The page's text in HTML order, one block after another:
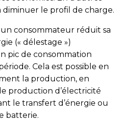
diminuer le profil de charge.
consommateur réduit sa
(« délestage »)
pic de consommation
Cela est possible en
la production, en
production d’électricité
le transfert d’énergie ou
batterie.